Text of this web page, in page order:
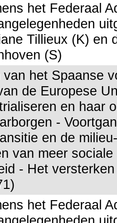
het Federaal
Tillieux (K) en
(S)
het Spaanse
de Europese
en haar
-
en de
van meer
- Het
het Federaal